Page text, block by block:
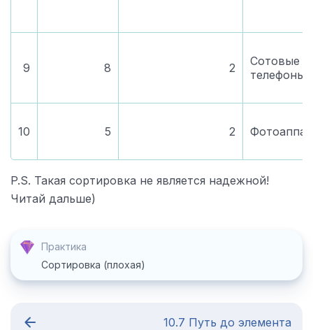
9 8 2
Сотовые
телефоны
10 5 2
P.S. Такая сортировка не является надежной!
Читай дальше)
Практика
Сортировка (плохая)
10.7 Путь до элемента